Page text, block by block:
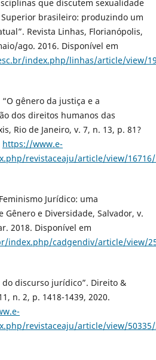
que discutem sexualidade
brasileiro: produzindo um
Revista Linhas, Florianópolis,
ago. 2016. Disponível em
index.php/linhas/article/view/
“O gênero da justiça e a
dos direitos humanos das
Rio de Janeiro, v. 7, n. 13, p. 81?
https://www.e-
revistaceaju/article/view/16716/
Jurídico: uma
Gênero e Diversidade, Salvador, v.
2018. Disponível em
index.php/cadgendiv/article/view/
do discurso jurídico”. Direito &
n. 2, p. 1418-1439, 2020.
revistaceaju/article/view/50335/